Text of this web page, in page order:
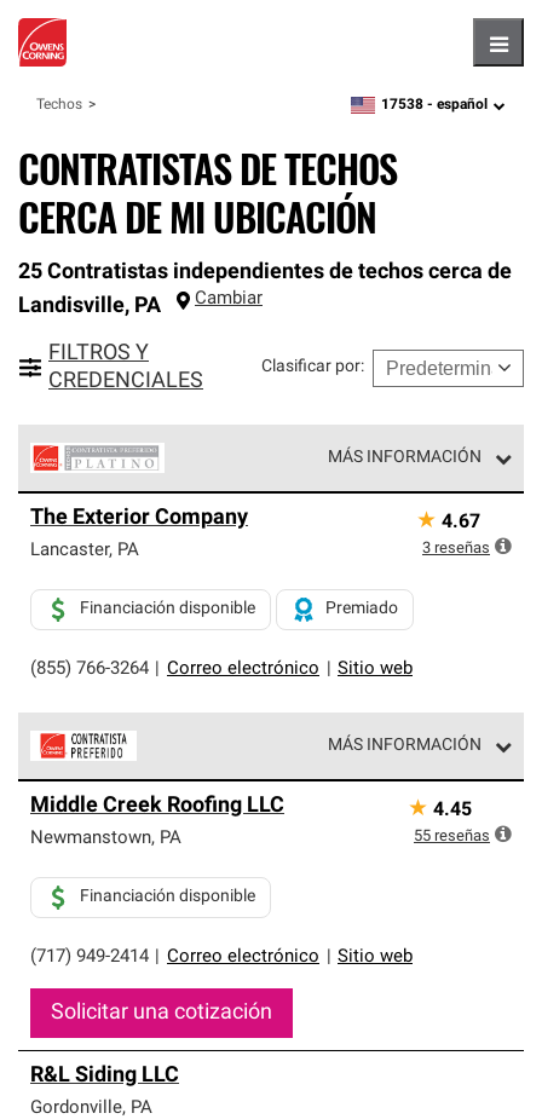
Techos zipcode,language
17538 - español
CONTRATISTAS DE TECHOS
CERCA DE MI UBICACIÓN
25 Contratistas independientes de techos cerca de
Landisville, PA Cambiar
FILTROS Y
CREDENCIALES
Clasificar por:
MÁS INFORMACIÓN
Corning constituyen el nivel superior de nuestra red
exclusiva y cumplen con estándares estrictos de
Solo ellos pueden ofrecer nuestra mejor garantía de
sistemas de techos.
The Exterior Company
Lancaster, PA
(855) 766-3264 Correo electrónico Sitio web
Financiación disponible Premiado
★ 4.67
3 reseñas
MÁS INFORMACIÓN
parte de una red exclusiva de profesionales de techos
que cumplen con altos estándares y requisitos estrictos
Middle Creek Roofing LLC
Newmanstown, PA
(717) 949-2414 Correo electrónico Sitio web
Financiación disponible
Solicitar una cotización
★ 4.45
55 reseñas
R&L Siding LLC
Gordonville, PA